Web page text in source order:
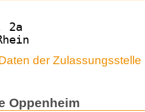
2a
der Zulassungsstelle
Oppenheim